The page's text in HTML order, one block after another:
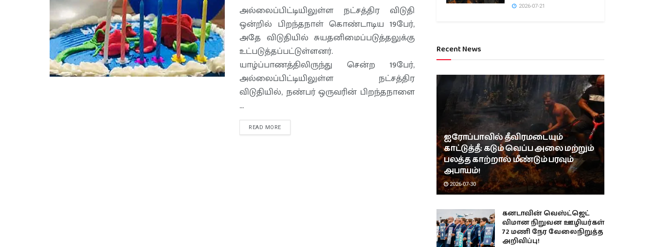
அல்லைப்பிட்டியிலுள்ள நட்சத்திர விடுதி
ஒன்றில் பிறந்தநாள் கொண்டாடிய 19பேர்,
அதே விடுதியில் சுயதனிமைப்படுத்தலுக்கு
உட்படுத்தப்பட்டுள்ளனர்.
யாழ்ப்பாணத்திலிருந்து சென்ற 19பேர்,
அல்லைப்பிட்டியிலுள்ள நட்சத்திர
விடுதியில், நண்பர் ஒருவரின் பிறந்தநாளை
...
READ MORE
2026-07-21
Recent News
ஐரோப்பாவில் தீவிரமடையும்
காட்டுத்தீ: கடும் வெப்ப அலை மற்றும்
பலத்த காற்றால் மீண்டும் பரவும்
அபாயம்!
2026-07-30
கனடாவின் வெஸ்ட்ஜெட்
விமான நிறுவன ஊழியர்கள்
72 மணி நேர வேலைநிறுத்த
அறிவிப்பு!